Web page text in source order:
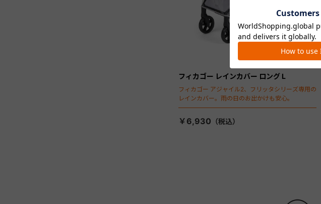
フィカゴー レインカバー ロング L
フィカゴー アジャイル2、フリッタシリーズ専用の
レインカバー。雨の日のお出かけも安心。
￥6,930